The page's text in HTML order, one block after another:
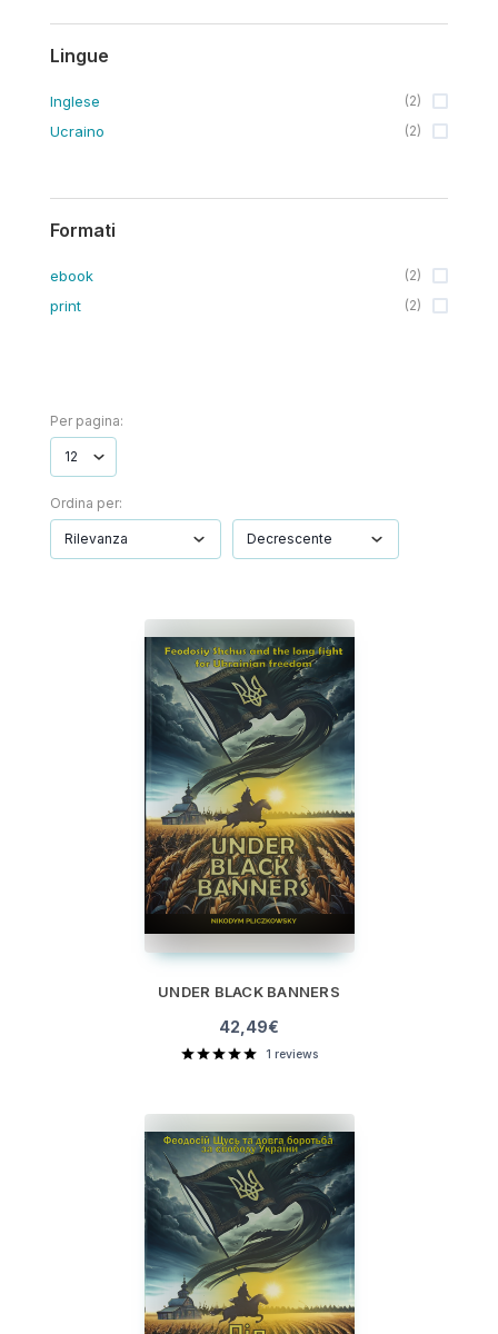
Lingue
Inglese (2)
Ucraino (2)
Formati
ebook (2)
print (2)
Per pagina:
Ordina per:
UNDER BLACK BANNERS
42,49€
1 reviews